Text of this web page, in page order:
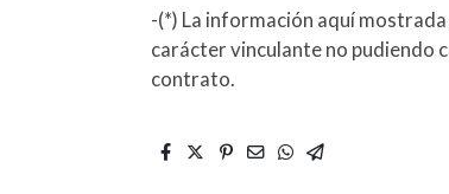
-(*) La información aquí
carácter vinculante no pudiendo
contrato.